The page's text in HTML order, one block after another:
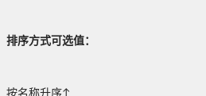
排序方式可选值：